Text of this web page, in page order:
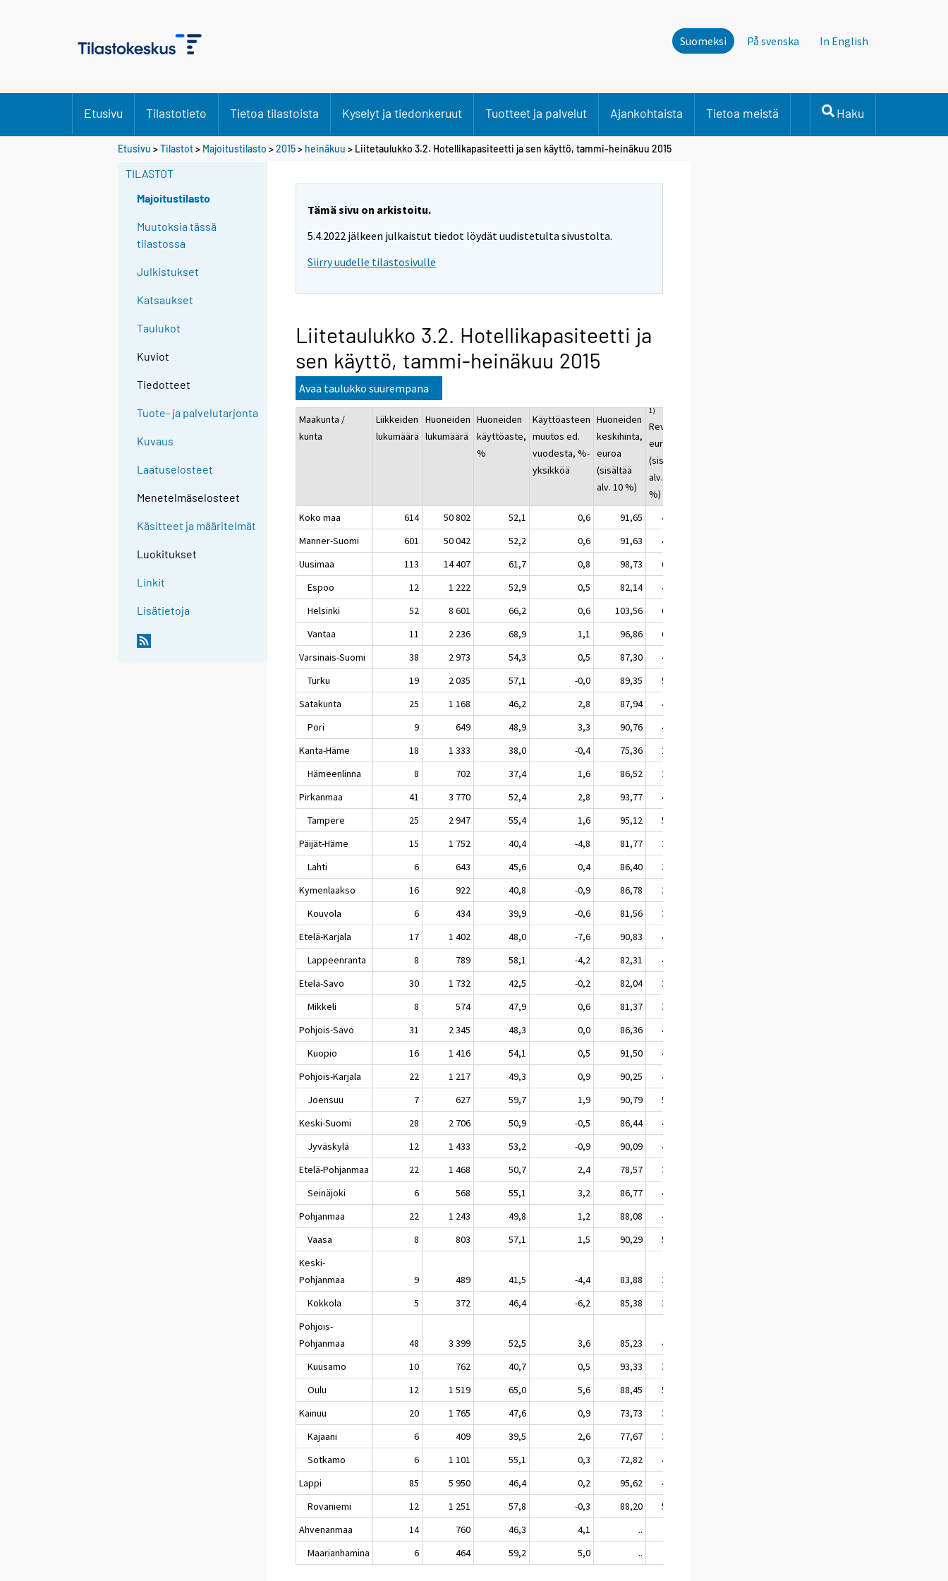
Suomeksi På svenska In English
Etusivu Tilastotieto Tietoa tilastoista Kyselyt ja tiedonkeruut Tuotteet ja palvelut Ajankohtaista Tietoa meistä Haku
Etusivu >Tilastot> Majoitustilasto >2015> heinäkuu > Liitetaulukko 3.2. Hotellikapasiteetti ja sen käyttö, tammi-heinäkuu 2015
TILASTOT
Majoitustilasto
Muutoksia tässä
tilastossa
Julkistukset
Katsaukset
Taulukot
Kuviot
Tiedotteet
Tuote- ja palvelutarjonta
Kuvaus
Laatuselosteet
Menetelmäselosteet
Käsitteet ja määritelmät
Luokitukset
Linkit
Lisätietoja
Tämä sivu on arkistoitu.
5.4.2022 jälkeen julkaistut tiedot löydät uudistetulta sivustolta.
Siirry uudelle tilastosivulle
Liitetaulukko 3.2. Hotellikapasiteetti ja
sen käyttö, tammi-heinäkuu 2015
Avaa taulukko suurempana
Maakunta /
kunta
Liikkeiden
lukumäärä
Huoneiden
lukumäärä
Huoneiden
käyttöaste,
%
Käyttöasteen
muutos ed.
vuodesta, %-
yksikköä
Huoneiden
keskihinta,
euroa
(sisältää
alv. 10 %)
1)
RevPAR,
euroa
(sisältää
alv. 10
%)
Koko maa
614 50 802 52,1 0,6 91,65
47,73
Manner-Suomi
601 50 042 52,2 0,6 91,63
47,79
Uusimaa
113 14 407 61,7 0,8 98,73
60,95
Espoo
12 1 222 52,9 0,5 82,14
43,48
Helsinki
52 8 601 66,2 0,6 103,56
68,57
Vantaa
11 2 236 68,9 1,1 96,86
66,69
Varsinais-Suomi
38 2 973 54,3 0,5 87,30
47,43
Turku
19 2 035 57,1 -0,0 89,35
51,06
Satakunta
25 1 168 46,2 2,8 87,94
40,66
Pori
9 649 48,9 3,3 90,76
44,37
Kanta-Häme
18 1 333 38,0 -0,4 75,36
28,63
Hämeenlinna
8 702 37,4 1,6 86,52
32,34
Pirkanmaa
41 3 770 52,4 2,8 93,77
49,13
Tampere
25 2 947 55,4 1,6 95,12
52,67
Päijät-Häme
15 1 752 40,4 -4,8 81,77
33,04
Lahti
6 643 45,6 0,4 86,40
39,41
Kymenlaakso
16 922 40,8 -0,9 86,78
35,38
Kouvola
6 434 39,9 -0,6 81,56
32,58
Etelä-Karjala
17 1 402 48,0 -7,6 90,83
43,59
Lappeenranta
8 789 58,1 -4,2 82,31
47,84
Etelä-Savo
30 1 732 42,5 -0,2 82,04
34,88
Mikkeli
8 574 47,9 0,6 81,37
38,99
Pohjois-Savo
31 2 345 48,3 0,0 86,36
41,73
Kuopio
16 1 416 54,1 0,5 91,50
49,50
Pohjois-Karjala
22 1 217 49,3 0,9 90,25
44,45
Joensuu
7 627 59,7 1,9 90,79
54,25
Keski-Suomi
28 2 706 50,9 -0,5 86,44
44,03
Jyväskylä
12 1 433 53,2 -0,9 90,09
47,90
Etelä-Pohjanmaa
22 1 468 50,7 2,4 78,57
39,82
Seinäjoki
6 568 55,1 3,2 86,77
47,78
Pohjanmaa
22 1 243 49,8 1,2 88,08
43,83
Vaasa
8 803 57,1 1,5 90,29
51,59
Keski-
Pohjanmaa
9 489 41,5 -4,4 83,88
34,81
Kokkola
5 372 46,4 -6,2 85,38
39,61
Pohjois-
Pohjanmaa
48 3 399 52,5 3,6 85,23
44,78
Kuusamo
10 762 40,7 0,5 93,33
38,02
Oulu
12 1 519 65,0 5,6 88,45
57,46
Kainuu
20 1 765 47,6 0,9 73,73
35,07
Kajaani
6 409 39,5 2,6 77,67
30,67
Sotkamo
6 1 101 55,1 0,3 72,82
40,10
Lappi
85 5 950 46,4 0,2 95,62
44,35
Rovaniemi
12 1 251 57,8 -0,3 88,20
50,97
Ahvenanmaa
14 760 46,3 4,1 ..
Maarianhamina
6 464 59,2 5,0 ..